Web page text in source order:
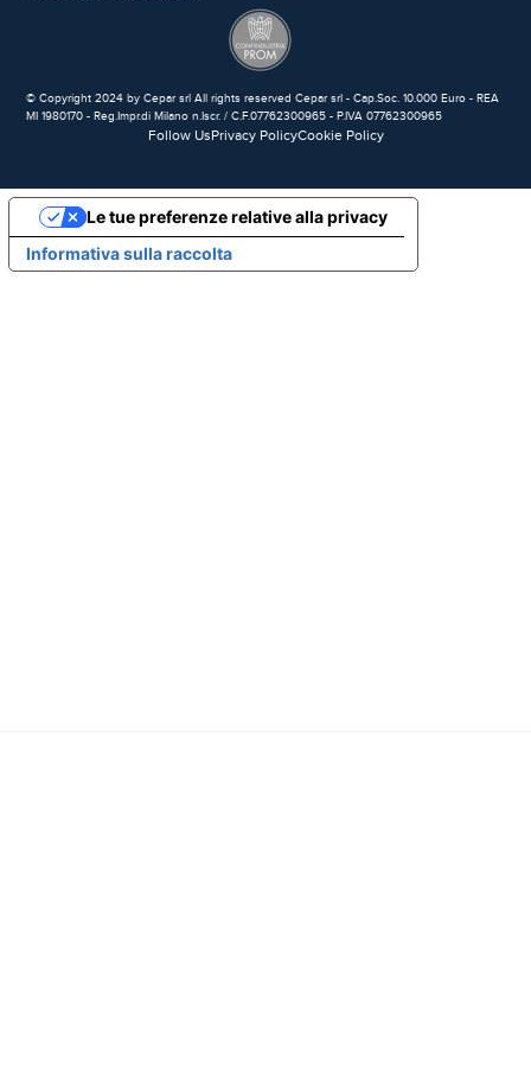
© Copyright 2024 by Cepar srl All rights reserved Cepar srl - Cap.Soc. 10.000 Euro - REA
MI 1980170 - Reg.Impr.di Milano n.Iscr. / C.F.07762300965 - P.IVA 07762300965
Follow UsPrivacy PolicyCookie Policy
Informativa sulla raccolta
Le tue preferenze relative alla privacy